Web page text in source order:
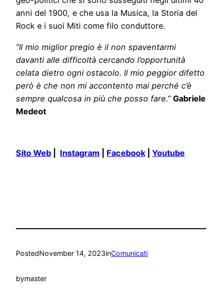
anni del 1900, e che usa la Musica, la Storia del
Rock e i suoi Miti come filo conduttore.
“Il mio miglior pregio è il non spaventarmi
davanti alle difficoltà cercando l’opportunità
celata dietro ogni ostacolo. Il mio peggior difetto
però è che non mi accontento mai perché c’è
sempre qualcosa in più che posso fare.” Gabriele
Medeot
Sito Web Instagram Facebook| Youtube
PostedNovember 14, 2023inComunicati
bymaster